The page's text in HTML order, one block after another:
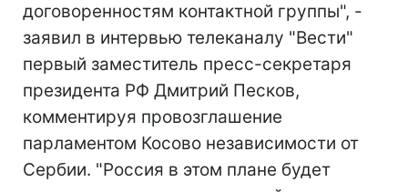
договоренностям контактной группы", -
заявил в интервью телеканалу "Вести"
первый заместитель пресс-секретаря
президента РФ Дмитрий Песков,
комментируя провозглашение
парламентом Косово независимости от
Сербии. "Россия в этом плане будет